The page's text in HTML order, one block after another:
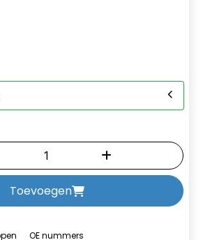
OE nummers
Toevoegen